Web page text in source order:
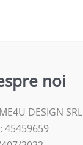
noi
DESIGN SRL
45459659